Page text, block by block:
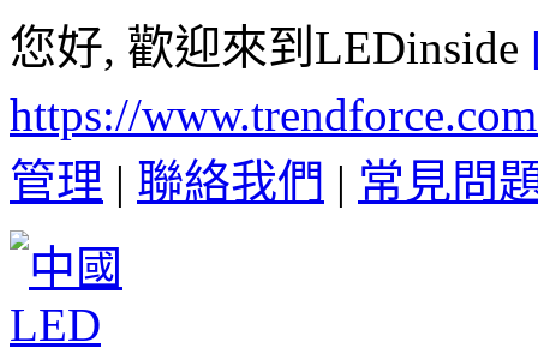
您好, 歡迎來到LEDinside
https://
管理 | 聯絡我們 | 常見問